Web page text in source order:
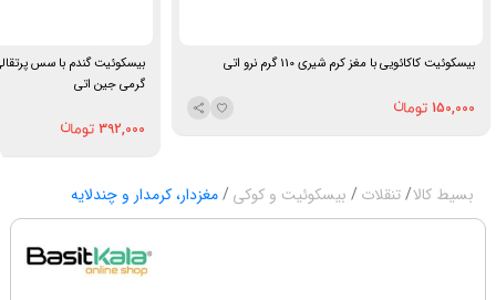
بیسکوئیت کاکائویی با مغز کرم شیری 110 گرم نرو اتی
150,000
گرمی جین اتی
392,000
بسیط کالا تنقلات بیسکوئیت و کوکی مغزدار، کرمدار و چندلایه